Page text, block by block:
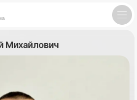
Михайлович